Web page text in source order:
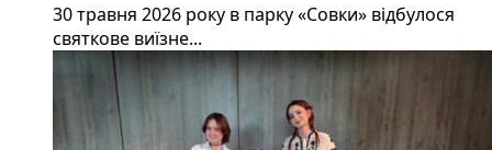
30 травня 2026 року в парку «Совки» відбулося
святкове виїзне...